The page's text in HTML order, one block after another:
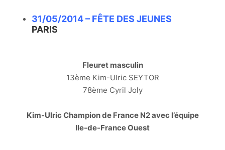
31/05/2014 – FÊTE DES JEUNES
PARIS
Fleuret masculin
13ème Kim-Ulric SEYTOR
78ème Cyril Joly
Kim-Ulric Champion de France N2 avec l’équipe
Ile-de-France Ouest